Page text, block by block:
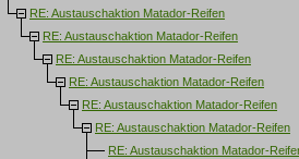
RE: Austauschaktion Matador-Reifen
RE: Austauschaktion Matador-Reifen
RE: Austauschaktion Matador-Reifen
RE: Austauschaktion Matador-Reifen
RE: Austauschaktion Matador-Reifen
RE: Austauschaktion Matador-Reifen
RE: Austauschaktion Matador-